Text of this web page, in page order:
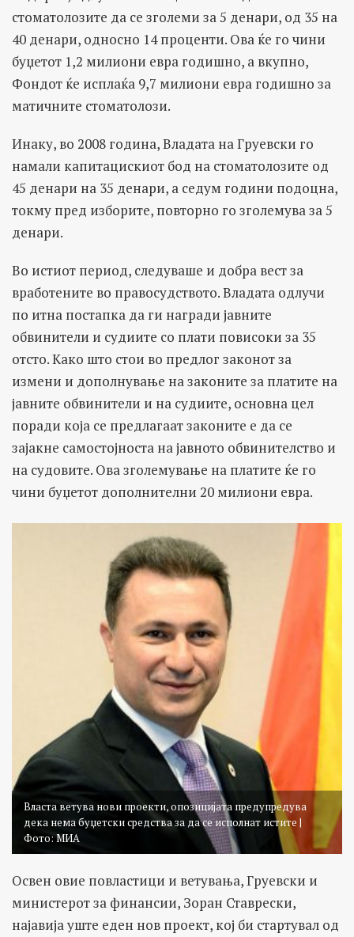
стоматолозите да се зголеми за 5 денари, од 35 на
40 денари, односно 14 проценти. Ова ќе го чини
буџетот 1,2 милиони евра годишно, a вкупно,
Фондот ќе исплаќа 9,7 милиони евра годишно за
матичните стоматолози.
Инаку, во 2008 година, Владата на Груевски го
намали капитацискиот бод на стоматолозите од
45 денари на 35 денари, а седум години подоцна,
токму пред изборите, повторно го зголемува за 5
денари.
Во истиот период, следуваше и добра вест за
вработените во правосудството. Владата одлучи
по итна постапка да ги награди јавните
обвинители и судиите со плати повисоки за 35
отсто. Како што стои во предлог законот за
измени и дополнување на законите за платите на
јавните обвинители и на судиите, основна цел
поради која се предлагаат законите е да се
зајакне самостојноста на јавното обвинителство и
на судовите. Ова зголемување на платите ќе го
чини буџетот дополнителни 20 милиони евра.
Власта ветува нови проекти, опозицијата предупредува
дека нема буџетски средства за да се исполнат истите |
Фото: МИА
Освен овие повластици и ветувања, Груевски и
министерот за финансии, Зоран Ставрески,
најавија уште еден нов проект, кој би стартувал од